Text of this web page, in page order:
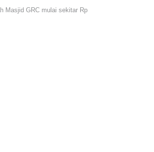
Masjid GRC mulai sekitar Rp